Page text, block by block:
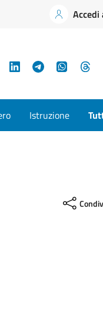
InstagramLinkedInTelegram
Istruzione